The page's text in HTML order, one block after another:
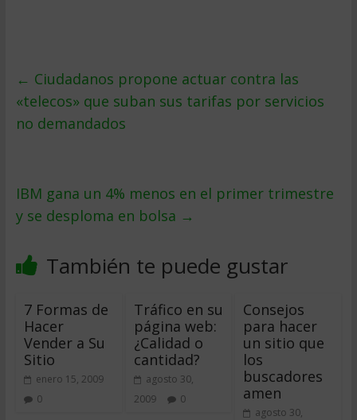
← Ciudadanos propone actuar contra las
«telecos» que suban sus tarifas por servicios
no demandados
IBM gana un 4% menos en el primer trimestre
y se desploma en bolsa →
También te puede gustar
7 Formas de
Hacer
Vender a Su
Sitio
enero 15, 2009
0
Tráfico en su
página web:
¿Calidad o
cantidad?
agosto 30,
2009
0
Consejos
para hacer
un sitio que
los
buscadores
amen
agosto 30,